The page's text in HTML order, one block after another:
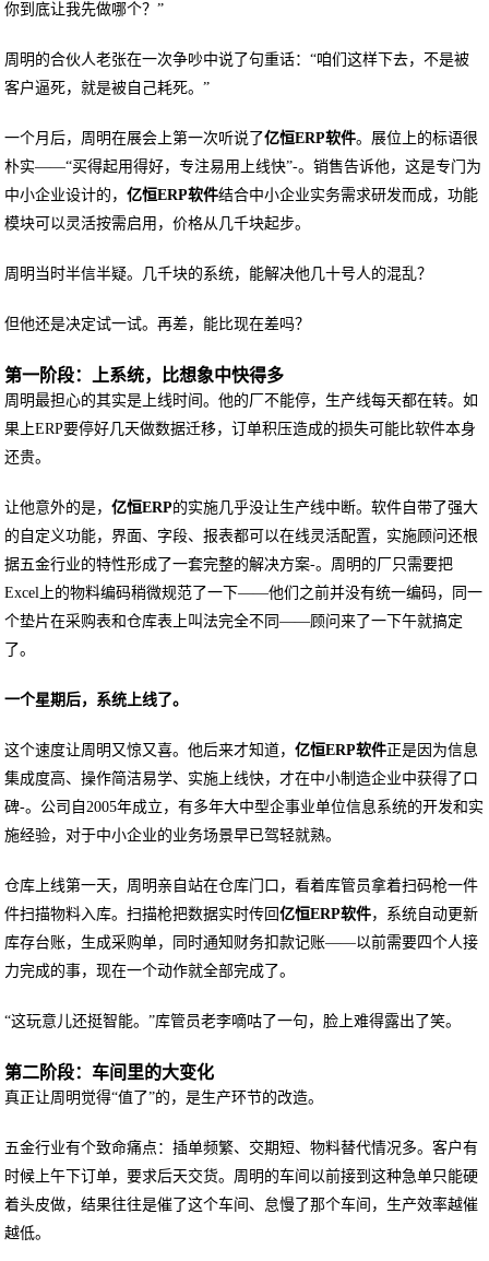
你到底让我先做哪个？”
周明的合伙人老张在一次争吵中说了句重话：“咱们这样下去，不是被
客户逼死，就是被自己耗死。”
一个月后，周明在展会上第一次听说了亿恒ERP软件。展位上的标语很
朴实——“买得起用得好，专注易用上线快”-。销售告诉他，这是专门为
中小企业设计的，亿恒ERP软件结合中小企业实务需求研发而成，功能
模块可以灵活按需启用，价格从几千块起步。
周明当时半信半疑。几千块的系统，能解决他几十号人的混乱？
但他还是决定试一试。再差，能比现在差吗？
第一阶段：上系统，比想象中快得多
周明最担心的其实是上线时间。他的厂不能停，生产线每天都在转。如
果上ERP要停好几天做数据迁移，订单积压造成的损失可能比软件本身
还贵。
让他意外的是，亿恒ERP的实施几乎没让生产线中断。软件自带了强大
的自定义功能，界面、字段、报表都可以在线灵活配置，实施顾问还根
据五金行业的特性形成了一套完整的解决方案-。周明的厂只需要把
Excel上的物料编码稍微规范了一下——他们之前并没有统一编码，同一
个垫片在采购表和仓库表上叫法完全不同——顾问来了一下午就搞定
了。
一个星期后，系统上线了。
这个速度让周明又惊又喜。他后来才知道，亿恒ERP软件正是因为信息
集成度高、操作简洁易学、实施上线快，才在中小制造企业中获得了口
碑-。公司自2005年成立，有多年大中型企事业单位信息系统的开发和实
施经验，对于中小企业的业务场景早已驾轻就熟。
仓库上线第一天，周明亲自站在仓库门口，看着库管员拿着扫码枪一件
件扫描物料入库。扫描枪把数据实时传回亿恒ERP软件，系统自动更新
库存台账，生成采购单，同时通知财务扣款记账——以前需要四个人接
力完成的事，现在一个动作就全部完成了。
“这玩意儿还挺智能。”库管员老李嘀咕了一句，脸上难得露出了笑。
第二阶段：车间里的大变化
真正让周明觉得“值了”的，是生产环节的改造。
五金行业有个致命痛点：插单频繁、交期短、物料替代情况多。客户有
时候上午下订单，要求后天交货。周明的车间以前接到这种急单只能硬
着头皮做，结果往往是催了这个车间、怠慢了那个车间，生产效率越催
越低。